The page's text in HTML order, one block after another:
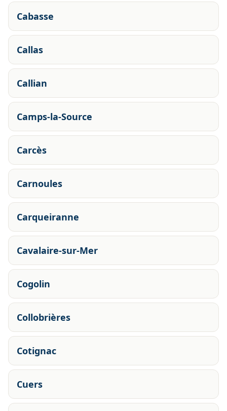
Cabasse
Callas
Callian
Camps-la-Source
Carcès
Carnoules
Carqueiranne
Cavalaire-sur-Mer
Cogolin
Collobrières
Cotignac
Cuers